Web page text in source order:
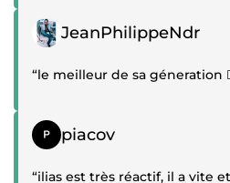
Positive review
JeanPhilippeNdr
“le meilleur de sa géneration
Positive review
piacov
“ilias est très réactif, il a vite